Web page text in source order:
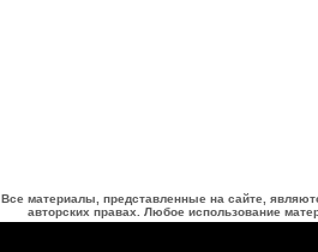
Все материалы, представленные на сайте,
авторских правах. Любое использование